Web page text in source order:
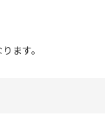
ます。